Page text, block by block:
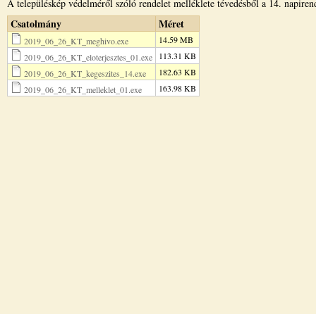
A településkép védelméről szóló rendelet melléklete tévedésből a 14.
Csatolmány Méret
2019_06_26_KT_meghivo.exe
14.59 MB
2019_06_26_KT_eloterjesztes_01.exe
113.31 KB
2019_06_26_KT_kegeszites_14.exe
182.63 KB
2019_06_26_KT_melleklet_01.exe
163.98 KB